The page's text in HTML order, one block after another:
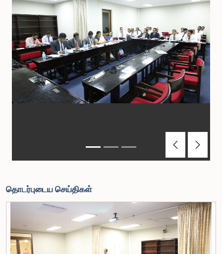
PreviousNext
தொடர்புடைய செய்திகள்